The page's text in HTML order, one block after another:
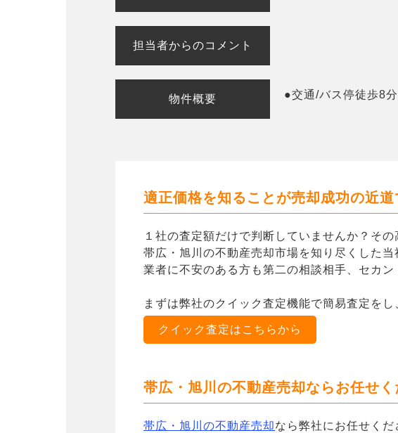
担当者からのコメント
物件概要 ●交通/バス停徒歩8
適正価格を知ることが売却成功の近道
１社の査定額だけで判断していませんか？そ
帯広・旭川の不動産売却市場を知り尽くした
業者に不安のある方も第二の相談相手、セカン
まずは弊社のクイック査定機能で簡易査定を
クイック査定はこちらから
帯広・旭川の不動産売却ならお任せく
帯広・旭川の不動産売却なら弊社にお任せく